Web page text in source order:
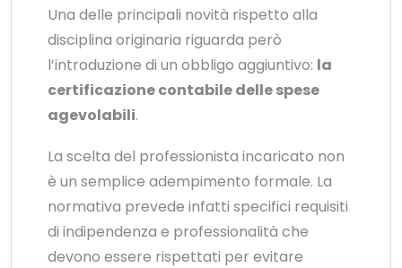
Una delle principali novità rispetto alla
disciplina originaria riguarda però
l’introduzione di un obbligo aggiuntivo: la
certificazione contabile delle spese
agevolabili.
La scelta del professionista incaricato non
è un semplice adempimento formale. La
normativa prevede infatti specifici requisiti
di indipendenza e professionalità che
devono essere rispettati per evitare